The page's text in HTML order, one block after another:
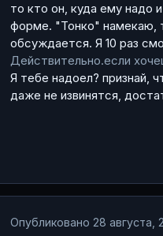
то кто он, куда ему надо
форме. "Тонко" намекаю,
обсуждается. Я 10 раз
Действительно.если
Я тебе надоел? признай,
даже не извинятся,
Опубликовано 28 августа,